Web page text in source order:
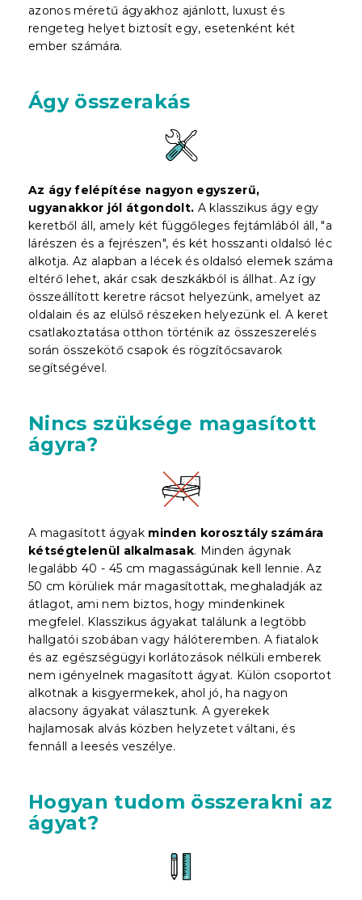
azonos méretű ágyakhoz ajánlott, luxust és
rengeteg helyet biztosít egy, esetenként két
ember számára.
Ágy összerakás
Az ágy felépítése nagyon egyszerű,
ugyanakkor jól átgondolt. A klasszikus ágy egy
keretből áll, amely két függőleges fejtámlából áll, "a
lárészen és a fejrészen", és két hosszanti oldalsó léc
alkotja. Az alapban a lécek és oldalsó elemek száma
eltérő lehet, akár csak deszkákból is állhat. Az így
összeállított keretre rácsot helyezünk, amelyet az
oldalain és az elülső részeken helyezünk el. A keret
csatlakoztatása otthon történik az összeszerelés
során összekötő csapok és rögzítőcsavarok
segítségével.
Nincs szüksége magasított
ágyra?
A magasított ágyak minden korosztály számára
kétségtelenül alkalmasak. Minden ágynak
legalább 40 - 45 cm magasságúnak kell lennie. Az
50 cm körüliek már magasítottak, meghaladják az
átlagot, ami nem biztos, hogy mindenkinek
megfelel. Klasszikus ágyakat találunk a legtöbb
hallgatói szobában vagy hálóteremben. A fiatalok
és az egészségügyi korlátozások nélküli emberek
nem igényelnek magasított ágyat. Külön csoportot
alkotnak a kisgyermekek, ahol jó, ha nagyon
alacsony ágyakat választunk. A gyerekek
hajlamosak alvás közben helyzetet váltani, és
fennáll a leesés veszélye.
Hogyan tudom összerakni az
ágyat?